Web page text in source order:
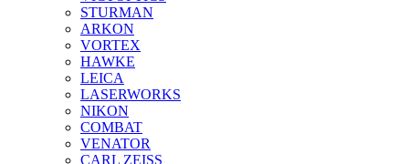
STURMAN
ARKON
VORTEX
HAWKE
LEICA
LASERWORKS
NIKON
COMBAT
VENATOR
CARL ZEISS